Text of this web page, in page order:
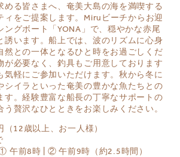
める皆さまへ、奄美大島の海を満喫する
ィをご提案します。Miruビーチからお迎
ングボート「YONA」で、穏やかな赤尾
誘います。船上では、波のリズムに心身
然との一体となるひと時をお過ごしくだ
が必要なく、釣具もご用意しております
気軽にご参加いただけます。秋から冬に
シイラといった奄美の豊かな魚たちとの
す。経験豊富な船長の丁寧なサポートの
う贅沢なひとときをお楽しみください。
12歳以上、お一人様）
午前8時 | ② 午前9時（約2.5時間）